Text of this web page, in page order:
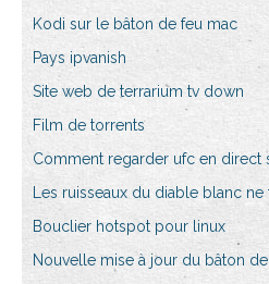
Kodi sur le bâton de feu mac
Pays ipvanish
Site web de terrarium tv down
Film de torrents
Comment regarder ufc en direct
Les ruisseaux du diable blanc
Bouclier hotspot pour linux
Nouvelle mise à jour du bâton